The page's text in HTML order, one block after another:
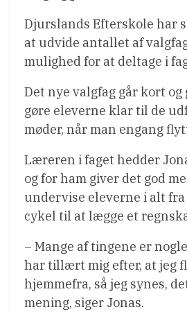
Djurslands Efterskole har
at udvide antallet af
mulighed for at deltage i
Det nye valgfag går kort og
gøre eleverne klar til de
møder, når man engang
Læreren i faget hedder
og for ham giver det god
undervise eleverne i alt fra
cykel til at lægge et
– Mange af tingene er
har tillært mig efter, at jeg
hjemmefra, så jeg synes,
mening, siger Jonas.